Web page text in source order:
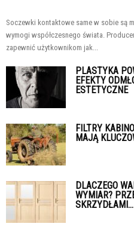
Soczewki kontaktowe same w sobie są
wymogi współczesnego świata.
zapewnić użytkownikom jak...
PLASTYKA
EFEKTY
ESTETYCZNE
FILTRY
MAJĄ
DLACZEGO
WYMIAR?
SKRZYDŁAMI...